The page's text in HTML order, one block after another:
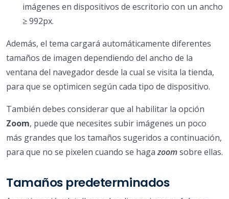
imágenes en dispositivos de escritorio con un ancho
≥ 992px.
Además, el tema cargará automáticamente diferentes
tamaños de imagen dependiendo del ancho de la
ventana del navegador desde la cual se visita la tienda,
para que se optimicen según cada tipo de dispositivo.
También debes considerar que al habilitar la opción
Zoom, puede que necesites subir imágenes un poco
más grandes que los tamaños sugeridos a continuación,
para que no se pixelen cuando se hagazoomsobre ellas.
Tamaños predeterminados